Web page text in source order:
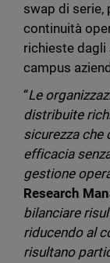
swap di serie,
continuità
richieste
campus
“Le
distribuite
sicurezza che
efficacia
gestione
Research
bilanciare
riducendo al
risultano